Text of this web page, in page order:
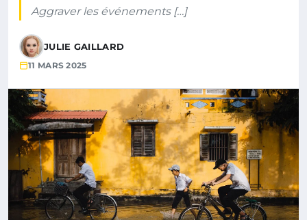
Aggraver les événements […]
JULIE GAILLARD
11 MARS 2025